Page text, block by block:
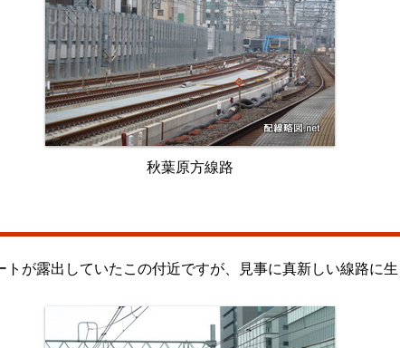
秋葉原方線路
が露出していたこの付近ですが、見事に真新しい線路に生